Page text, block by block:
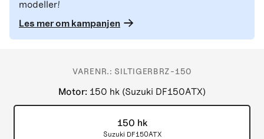
modeller!
Les mer om kampanjen
VARENR.: SILTIGERBRZ-150
Motor: 150 hk (Suzuki DF150ATX)
150 hk
Suzuki DF150ATX